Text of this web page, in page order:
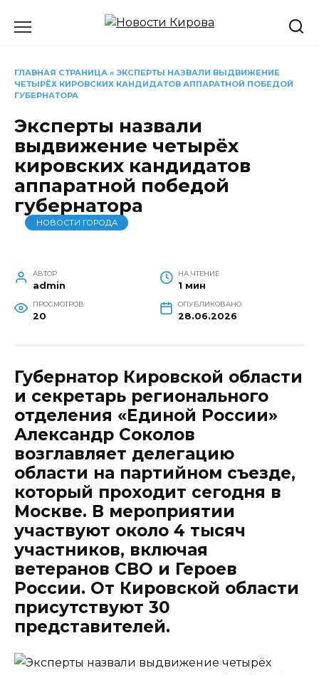
ГЛАВНАЯ СТРАНИЦА » ЭКСПЕРТЫ НАЗВАЛИ ВЫДВИЖЕНИЕ
ЧЕТЫРЁХ КИРОВСКИХ КАНДИДАТОВ АППАРАТНОЙ ПОБЕДОЙ
ГУБЕРНАТОРА
Эксперты назвали
выдвижение четырёх
кировских кандидатов
аппаратной победой
губернатора
НОВОСТИ ГОРОДА
АВТОР
admin
НА ЧТЕНИЕ
1 мин
ПРОСМОТРОВ
20
ОПУБЛИКОВАНО
28.06.2026
Губернатор Кировской области
и секретарь регионального
отделения «Единой России»
Александр Соколов
возглавляет делегацию
области на партийном съезде,
который проходит сегодня в
Москве. В мероприятии
участвуют около 4 тысяч
участников, включая
ветеранов СВО и Героев
России. От Кировской области
присутствуют 30
представителей.